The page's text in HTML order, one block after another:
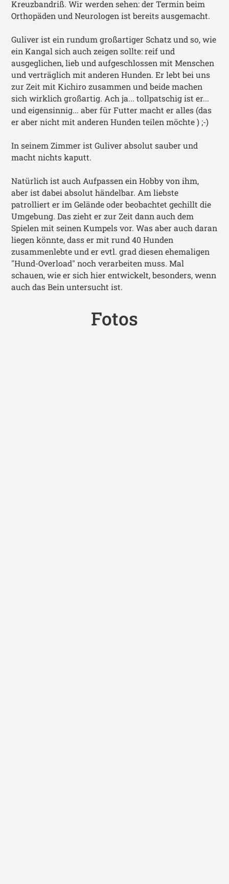
Kreuzbandriß. Wir werden sehen: der Termin beim
Orthopäden und Neurologen ist bereits ausgemacht.
Guliver ist ein rundum großartiger Schatz und so, wie
ein Kangal sich auch zeigen sollte: reif und
ausgeglichen, lieb und aufgeschlossen mit Menschen
und verträglich mit anderen Hunden. Er lebt bei uns
zur Zeit mit Kichiro zusammen und beide machen
sich wirklich großartig. Ach ja... tollpatschig ist er...
und eigensinnig... aber für Futter macht er alles (das
er aber nicht mit anderen Hunden teilen möchte ) ;-)
In seinem Zimmer ist Guliver absolut sauber und
macht nichts kaputt.
Natürlich ist auch Aufpassen ein Hobby von ihm,
aber ist dabei absolut händelbar. Am liebste
patrolliert er im Gelände oder beobachtet gechillt die
Umgebung. Das zieht er zur Zeit dann auch dem
Spielen mit seinen Kumpels vor. Was aber auch daran
liegen könnte, dass er mit rund 40 Hunden
zusammenlebte und er evtl. grad diesen ehemaligen
"Hund-Overload" noch verarbeiten muss. Mal
schauen, wie er sich hier entwickelt, besonders, wenn
auch das Bein untersucht ist.
Fotos